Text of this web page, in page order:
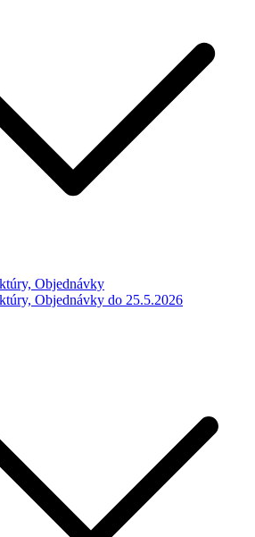
Objednávky
Objednávky do 25.5.2026